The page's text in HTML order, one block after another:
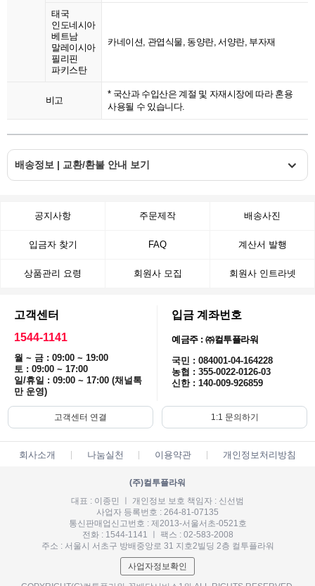
태국
인도네시아
베트남
말레이시아
필리핀
파키스탄
카네이션, 관엽식물, 동양란, 서양란, 부자재
비고
* 국산과 수입산은 계절 및 자재시장에 따라 혼용
사용될 수 있습니다.
배송정보 | 교환/환불 안내 보기
공지사항 주문제작 배송사진
입금자 찾기 FAQ 계산서 발행
상품관리 요령 회원사 모집 회원사 인트라넷
고객센터
1544-1141
월 ~ 금 : 09:00 ~ 19:00
토 : 09:00 ~ 17:00
일/휴일 : 09:00 ~ 17:00 (채널톡
만 운영)
입금 계좌번호
예금주 : ㈜컬투플라워
국민 : 084001-04-164228
농협 : 355-0022-0126-03
신한 : 140-009-926859
고객센터 연결 1:1 문의하기
회사소개 나눔실천 이용약관 개인정보처리방침
(주)컬투플라워
대표 : 이종민 ㅣ 개인정보 보호 책임자 : 신선범
사업자 등록번호 : 264-81-07135
통신판매업신고번호 : 제2013-서울서초-0521호
전화 : 1544-1141 ㅣ 팩스 : 02-583-2008
주소 : 서울시 서초구 방배중앙로 31 지호2빌딩 2층 컬투플라워
사업자정보확인